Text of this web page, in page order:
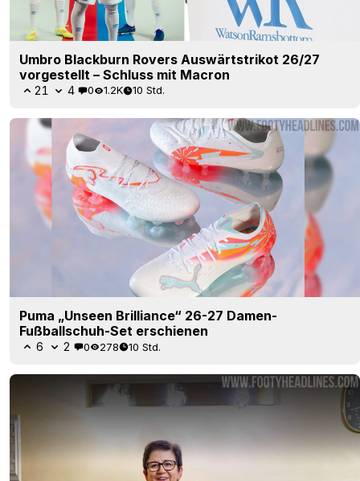
Umbro Blackburn Rovers Auswärtstrikot 26/27
vorgestellt – Schluss mit Macron
21 4 0 1.2K 10 Std.
Puma „Unseen Brilliance“ 26-27 Damen-
Fußballschuh-Set erschienen
6 2 0 278 10 Std.